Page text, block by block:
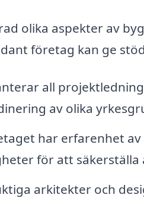
olika aspekter av
företag kan ge
all
av olika
har erfarenhet
för att säkerställa
arkitekter och